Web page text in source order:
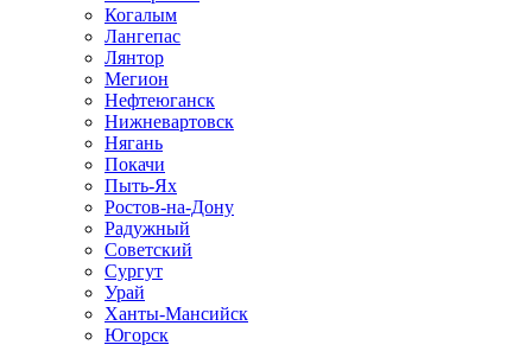
Когалым
Лангепас
Лянтор
Мегион
Нефтеюганск
Нижневартовск
Нягань
Покачи
Пыть-Ях
Рoстов-на-Дону
Радужный
Советский
Сургут
Урай
Ханты-Мансийск
Югорск